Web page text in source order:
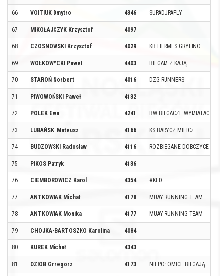
66 VOITIUK Dmytro 4346 SUPADUPAFLY
67 MIKOŁAJCZYK Krzysztof 4097
68 CZOSNOWSKI Krzysztof 4029 KB HERMES GRYFINO
69 WOŁKOWYCKI Paweł 4403 BIEGAM Z KAJĄ
70 STAROŃ Norbert 4016 DZG RUNNERS
71 PIWOWOŃSKI Paweł 4132
72 POLEK Ewa 4241 BW BIEGACZE WYMIATACZE
73 LUBAŃSKI Mateusz 4166 KS BARYCZ MILICZ
74 BUDZOWSKI Radosław 4116 ROZBIEGANE DOBCZYCE
75 PIKOS Patryk 4136
76 CIEMBOROWICZ Karol 4354 #KFD
77 ANTKOWIAK Michał 4178 MUAY RUNNING TEAM
78 ANTKOWIAK Monika 4177 MUAY RUNNING TEAM
79 CHOJKA-BARTOSZKO Karolina 4084
80 KUREK Michał 4343
81 DZIOB Grzegorz 4173 NIEPOŁOMICE BIEGAJĄ